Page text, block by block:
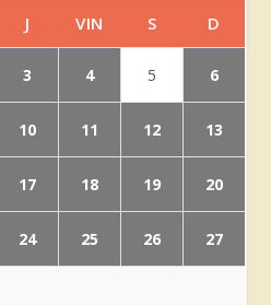
J VIN S D
3 4 5 6
10 11 12 13
17 18 19 20
24 25 26 27